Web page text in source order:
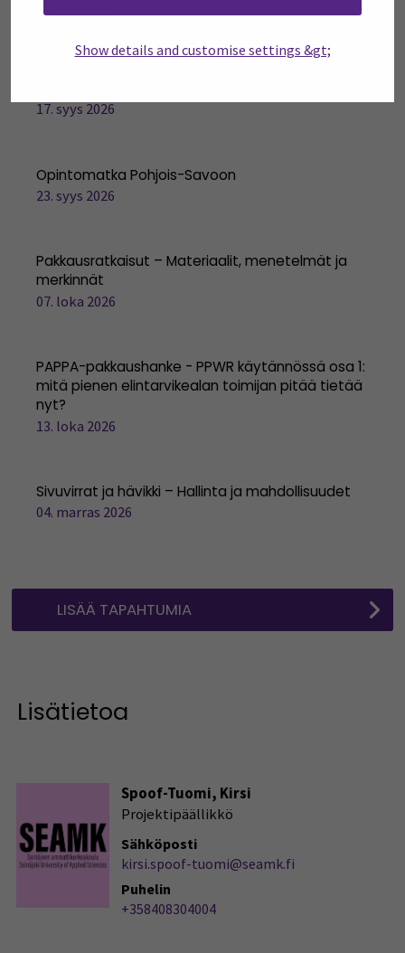
Show details and customise settings &gt;
17. syys 2026
Opintomatka Pohjois-Savoon
23. syys 2026
Pakkausratkaisut – Materiaalit, menetelmät ja
merkinnät
07. loka 2026
PAPPA-pakkaushanke - PPWR käytännössä osa 1:
mitä pienen elintarvikealan toimijan pitää tietää
nyt?
13. loka 2026
Sivuvirrat ja hävikki – Hallinta ja mahdollisuudet
04. marras 2026
LISÄÄ TAPAHTUMIA
Lisätietoa
Spoof-Tuomi, Kirsi
Projektipäällikkö
Sähköposti
kirsi.spoof-tuomi@seamk.fi
Puhelin
+358408304004